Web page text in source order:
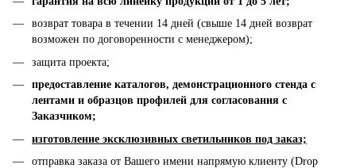
возврат товара в течении 14 дней (свыше 14 дней возврат
возможен по договоренности с менеджером);
защита проекта;
предоставление каталогов, демонстрационного стенда с
лентами и образцов профилей для согласования с
Заказчиком;
изготовление эксклюзивных светильников под заказ;
отправка заказа от Вашего имени напрямую клиенту (Drop